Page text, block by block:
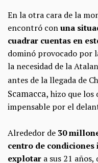
En la otra cara de la
encontró conuna
cuadrar cuentas en
dominó provocado por
la necesidad de la
antes de la llegada de
Scamacca,hizo que los
impensable por el
Alrededor de 30
centro de
explotar a sus 21